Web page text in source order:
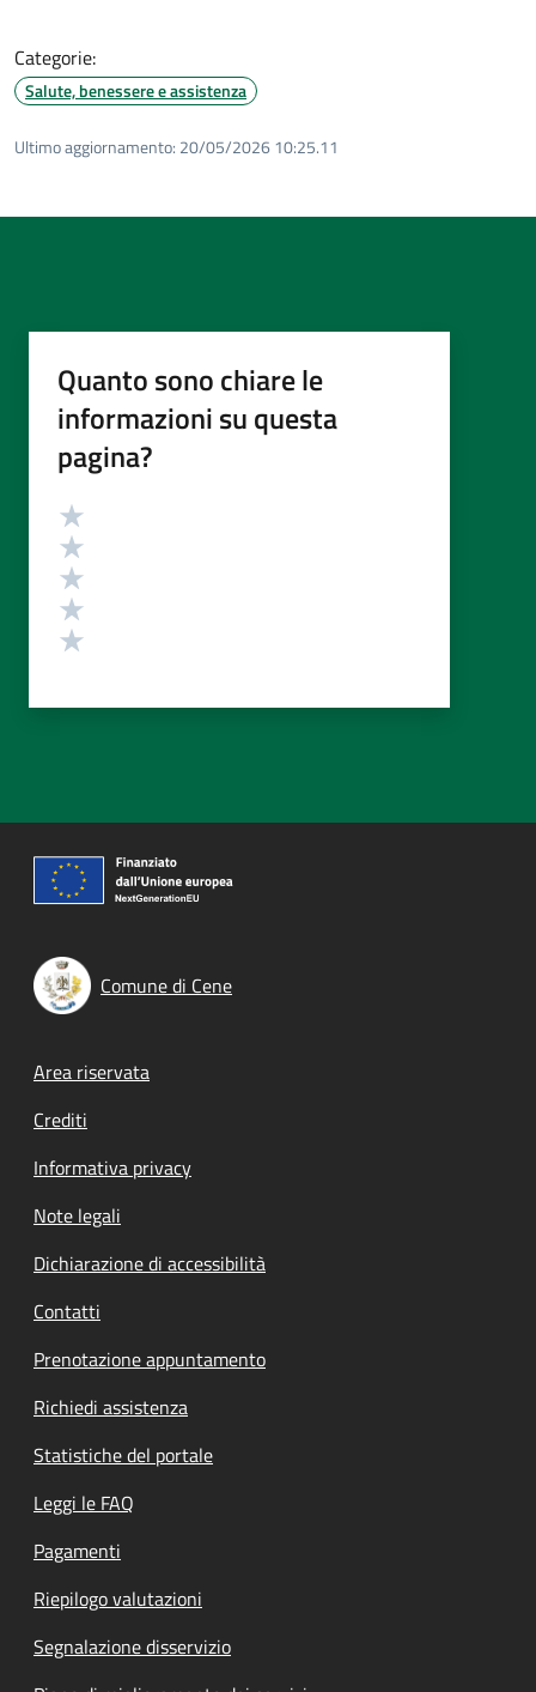
Categorie:
Salute, benessere e assistenza
Ultimo aggiornamento: 20/05/2026 10:25.11
Quanto sono chiare le
informazioni su questa
pagina?
Valutazione
Comune di Cene
Footer menu
Area riservata
Crediti
Informativa privacy
Note legali
Dichiarazione di accessibilità
Contatti
Prenotazione appuntamento
Richiedi assistenza
Statistiche del portale
Leggi le FAQ
Pagamenti
Riepilogo valutazioni
Segnalazione disservizio